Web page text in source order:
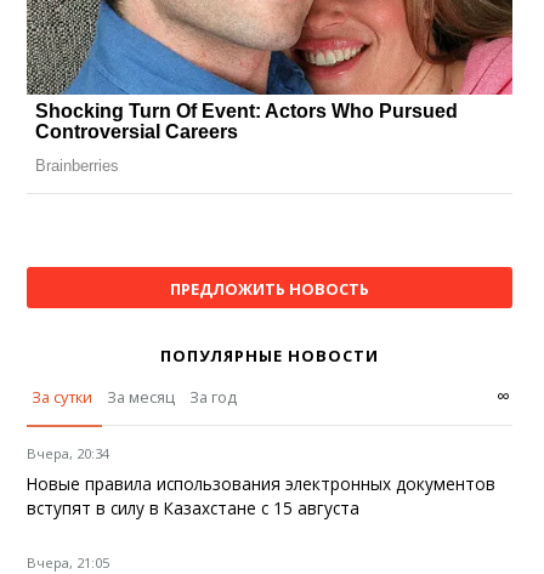
ПРЕДЛОЖИТЬ НОВОСТЬ
ПОПУЛЯРНЫЕ НОВОСТИ
За сутки
За месяц За год ∞
Вчера, 20:34
Новые правила использования электронных документов
вступят в силу в Казахстане с 15 августа
Вчера, 21:05